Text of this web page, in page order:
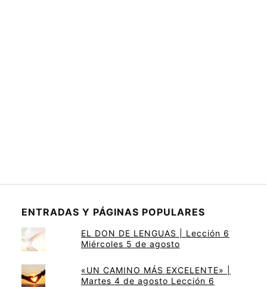
ENTRADAS Y PÁGINAS POPULARES
EL DON DE LENGUAS | Lección 6
Miércoles 5 de agosto
«UN CAMINO MÁS EXCELENTE» |
Martes 4 de agosto Lección 6